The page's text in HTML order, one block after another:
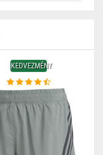
KEDVEZMÉNY